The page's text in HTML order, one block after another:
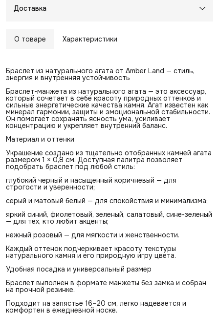
Доставка
О товаре Характеристики
Браслет из натурального агата от Amber Land — стиль,
энергия и внутренняя устойчивость
Браслет-манжета из натурального агата — это аксессуар,
который сочетает в себе красоту природных оттенков и
сильные энергетические качества камня. Агат известен как
минерал гармонии, защиты и эмоциональной стабильности.
Он помогает сохранять ясность ума, усиливает
концентрацию и укрепляет внутренний баланс.
Материал и оттенки
Украшение создано из тщательно отобранных камней агата
размером 1 × 0,8 см. Доступная палитра позволяет
подобрать браслет под любой стиль:
глубокий черный и насыщенный коричневый — для
строгости и уверенности;
серый и матовый белый — для спокойствия и минимализма;
яркий синий, фиолетовый, зеленый, салатовый, сине-зеленый
— для тех, кто любит акценты;
нежный розовый — для мягкости и женственности.
Каждый оттенок подчеркивает красоту текстуры
натурального камня и его природную игру цвета.
Удобная посадка и универсальный размер
Браслет выполнен в формате манжеты без замка и собран
на прочной резинке.
Подходит на запястье 16–20 см, легко надевается и
комфортен в ежедневной носке.